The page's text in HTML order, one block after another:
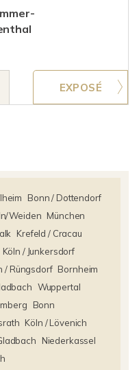
Bonn / Dottendorf
Weiden München
Krefeld / Cracau
Köln / Junkersdorf
/ Rüngsdorf Bornheim
Wuppertal
Bonn
Köln / Lövenich
Niederkassel